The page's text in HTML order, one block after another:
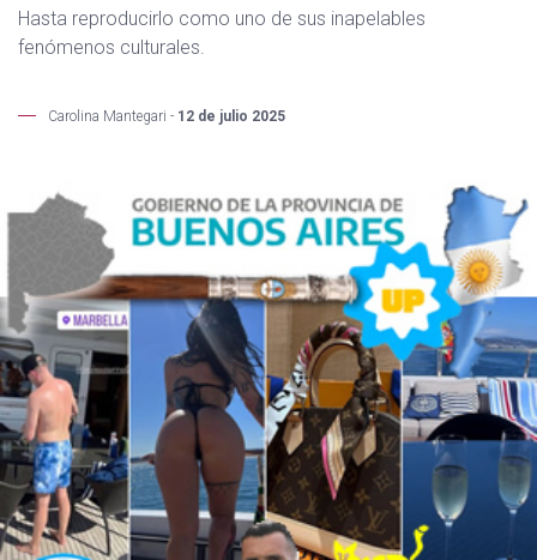
Hasta reproducirlo como uno de sus inapelables
fenómenos culturales.
Carolina Mantegari - 12 de julio 2025